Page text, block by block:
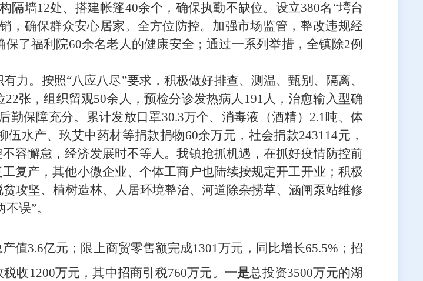
隔墙12处、搭建帐篷40余个，确保执勤不缺位。设立380名“塆台
，确保群众安心居家。全方位防控。加强市场监管， 整改违规经
了福利院60余名老人的健康安全；通过一系列举措，全镇除2例
有力。按照“八应八尽”要求，积极做好排查、测温、甄别、隔离、
张，组织留观50余人 ， 预检分诊发热病人 191人，治愈输入型确
勤保障充分。累计发放口罩30.3万个、消毒液（酒精）2.1吨、体
伍水产、玖艾中药材等捐款捐物60余万元，社会捐款243114元，
容懈怠，经济发展时不等人。我镇抢抓机遇，在抓好疫情防控前
复产，其他小微企业、个体工商户也陆续按规定开工开业；积极
攻坚、植树造林、人居环境整治、河道除杂捞草、涵闸泵站维修
误”。
值3.6亿元；限上商贸零售额完成1301万元，同比增长65.5%；招
收1200万元，其中招商引税760万元。 一是总投资3500万元的湖